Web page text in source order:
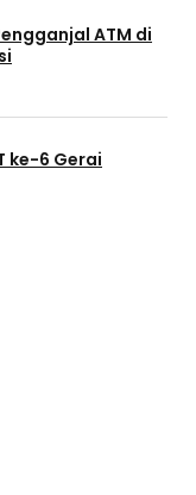
ATM di
ke-6 Gerai